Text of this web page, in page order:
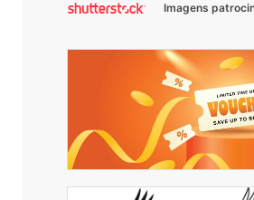
Imagens